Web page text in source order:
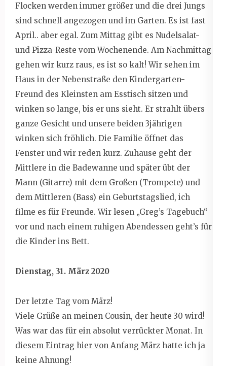
Flocken werden immer größer und die drei Jungs
sind schnell angezogen und im Garten. Es ist fast
April.. aber egal. Zum Mittag gibt es Nudelsalat-
und Pizza-Reste vom Wochenende. Am Nachmittag
gehen wir kurz raus, es ist so kalt! Wir sehen im
Haus in der Nebenstraße den Kindergarten-
Freund des Kleinsten am Esstisch sitzen und
winken so lange, bis er uns sieht. Er strahlt übers
ganze Gesicht und unsere beiden 3jährigen
winken sich fröhlich. Die Familie öffnet das
Fenster und wir reden kurz. Zuhause geht der
Mittlere in die Badewanne und später übt der
Mann (Gitarre) mit dem Großen (Trompete) und
dem Mittleren (Bass) ein Geburtstagslied, ich
filme es für Freunde. Wir lesen „Greg’s Tagebuch“
vor und nach einem ruhigen Abendessen geht’s für
die Kinder ins Bett.
Dienstag, 31. März 2020
Der letzte Tag vom März!
Viele Grüße an meinen Cousin, der heute 30 wird!
Was war das für ein absolut verrückter Monat. In
diesem Eintrag hier von Anfang März hatte ich ja
keine Ahnung!